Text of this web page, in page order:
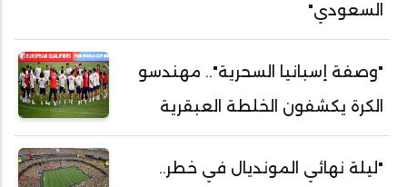
السعودي"
"وصفة إسبانيا السحرية".. مهندسو
الكرة يكشفون الخلطة العبقرية
"ليلة نهائي المونديال في خطر..